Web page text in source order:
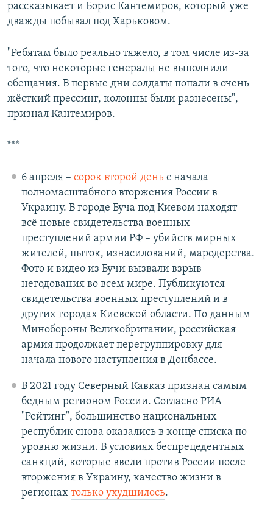
рассказывает и Борис Кантемиров, который уже
дважды побывал под Харьковом.
"Ребятам было реально тяжело, в том числе из-за
того, что некоторые генералы не выполнили
обещания. В первые дни солдаты попали в очень
жёсткий прессинг, колонны были разнесены", –
признал Кантемиров.
***
6 апреля – сорок второй деньс начала
полномасштабного вторжения России в
Украину. В городе Буча под Киевом находят
всё новые свидетельства военных
преступлений армии РФ – убийств мирных
жителей, пыток, изнасилований, мародерства.
Фото и видео из Бучи вызвали взрыв
негодования во всем мире. Публикуются
свидетельства военных преступлений и в
других городах Киевской области. По данным
Минобороны Великобритании, российская
армия продолжает перегруппировку для
начала нового наступления в Донбассе.
В 2021 году Северный Кавказ признан самым
бедным регионом России. Согласно РИА
"Рейтинг", большинство национальных
республик снова оказались в конце списка по
уровню жизни. В условиях беспрецедентных
санкций, которые ввели против России после
вторжения в Украину, качество жизни в
регионах только ухудшилось.